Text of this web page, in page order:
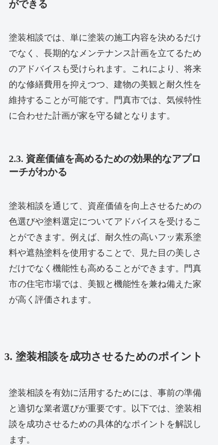
ができる
塗装相談では、単に塗装の施工内容を決めるだけ
でなく、長期的なメンテナンス計画を立てるため
のアドバイスも受けられます。これにより、将来
的な修繕費用を抑えつつ、建物の美観と耐久性を
維持することが可能です。門真市では、気候特性
に合わせた計画が家を守る鍵となります。
2.3. 資産価値を高めるための効果的なアプロ
ーチがわかる
塗装相談を通じて、資産価値を向上させるための
色選びや塗料選定についてアドバイスを受けるこ
とができます。例えば、耐久性の高いフッ素系塗
料や遮熱塗料を使用することで、見た目の美しさ
だけでなく機能性も高めることができます。門真
市の住宅市場では、美観と機能性を兼ね備えた家
が高く評価されます。
3. 塗装相談を成功させるためのポイント
塗装相談を有効に活用するためには、事前の準備
と適切な業者選びが重要です。以下では、塗装相
談を成功させるための具体的なポイントを解説し
ます。